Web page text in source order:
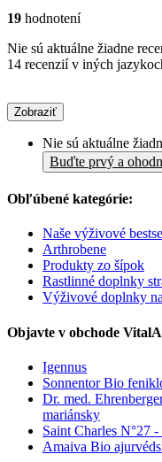
19 hodnotení
Nie sú aktuálne žiadne
14 recenzií v iných
Zobraziť
Nie sú aktuálne
Buďte prvý a
Obľúbené kategórie:
Naše výživové
Arthrobene
Produkty zo šípok
Rastlinné doplnky
Výživové doplnky
Objavte v obchode
Igennus
Sonnentor Bio
Dr. med.
mariánsky
Saint Charles N°27
Amaiva Bio